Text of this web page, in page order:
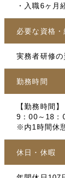
・入職6ヶ月
必要な資格・
実務者研修
勤務時間
【勤務時間】
9：00～18：
※内1時間休
休日・休暇